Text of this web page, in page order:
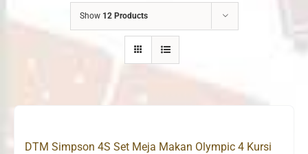
Show 12 Products
DTM Simpson 4S Set Meja Makan Olympic 4 Kursi